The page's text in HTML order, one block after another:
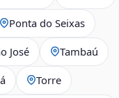
Ponta do Seixas
José Tambaú
Torre